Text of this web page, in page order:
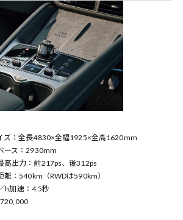
ズ：全長4830×全幅1925×全高1620mm
ース：2930mm
高出力：前217ps、後312ps
離：540km（RWDは590km）
h加速：4.5秒